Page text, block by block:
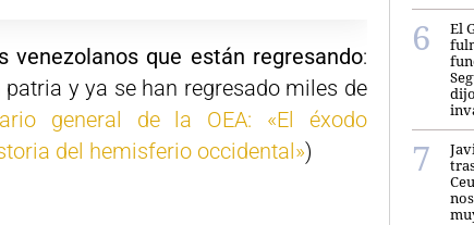
venezolanos que están regresando:
y ya se han regresado miles de
general de la OEA: «El éxodo
del hemisferio occidental»)
El